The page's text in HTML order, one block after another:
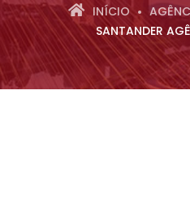
INÍCIO
SANTANDER